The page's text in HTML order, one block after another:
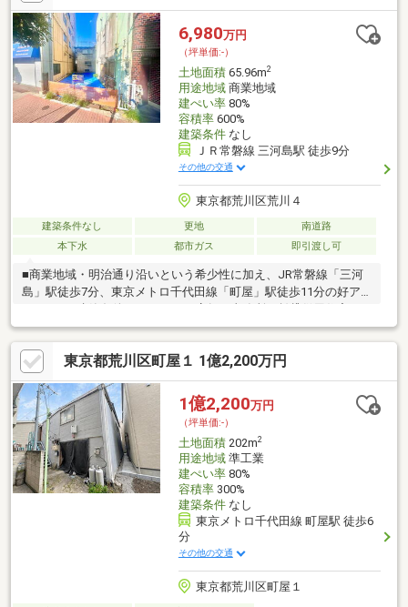
6,980万円
（坪単価:-）
土地面積65.96m2
用途地域商業地域
建ぺい率80%
容積率600%
建築条件なし
ＪＲ常磐線 三河島駅 徒歩9分
その他の交通
東京都荒川区荒川４
建築条件なし 更地
南道路
本下水
都市ガス 即引渡し可
■商業地域・明治通り沿いという希少性に加え、JR常磐線「三河
島」駅徒歩7分、東京メトロ千代田線「町屋」駅徒歩11分の好ア
収益ビルなど、多様な事業プランに柔軟に対応できます。■南向
きで採光にも優れ、資産価値と活用の自由度を兼ね備えた注目の
土地です。■立地のポテンシャルを最大限に活かした事業展開を
ご検討いただけます。
東京都荒川区町屋１ 1億2,200万円
1億2,200万円
（坪単価:-）
土地面積202m2
用途地域準工業
建ぺい率80%
容積率300%
建築条件なし
東京メトロ千代田線 町屋駅 徒歩6
分
その他の交通
東京都荒川区町屋１